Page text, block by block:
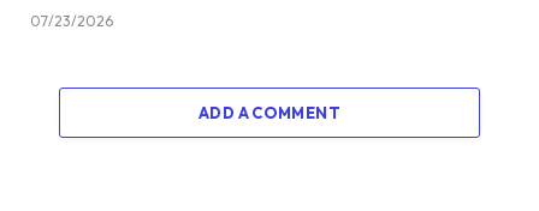
07/23/2026
ADD A COMMENT